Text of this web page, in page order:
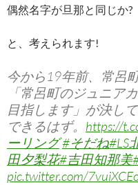
偶然名字が旦那と同じか?
と、考えられます!
今から19年前、常呂
「常呂町のジュニア
目指します」が決し
できるはず。 https://
ーリング#そだね#LS
田夕梨花#吉田知那美
pic.twitter.com/